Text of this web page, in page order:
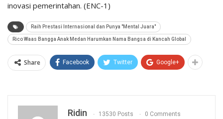
inovasi pemerintahan. (ENC-1)
Raih Prestasi Internasional dan Punya "Mental Juara"
Rico Waas Bangga Anak Medan Harumkan Nama Bangsa di Kancah Global
Share Facebook Twitter Google+
Ridin 13530 Posts 0 Comments